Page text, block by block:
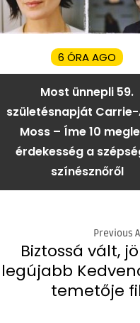
6 ÓRA AGO
Most ünnepli 59.
születésnapját Carrie-
Moss – Íme 10
érdekesség a
színésznőről
Previous
Biztossá vált,
legújabb
temetője